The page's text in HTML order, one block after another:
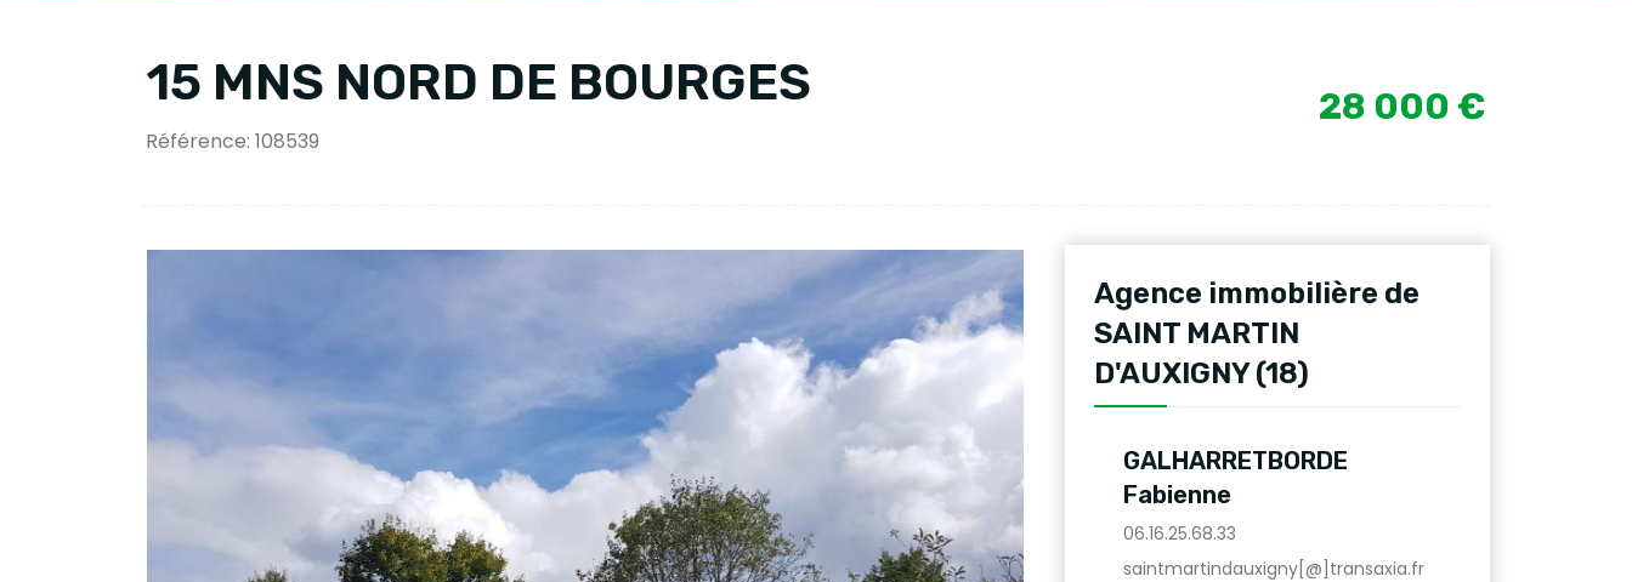
15 MNS NORD DE BOURGES
Référence: 108539
28 000 €
Agence immobilière de
SAINT MARTIN
D'AUXIGNY (18)
GALHARRETBORDE
Fabienne
06.16.25.68.33
saintmartindauxigny[@]transaxia.fr